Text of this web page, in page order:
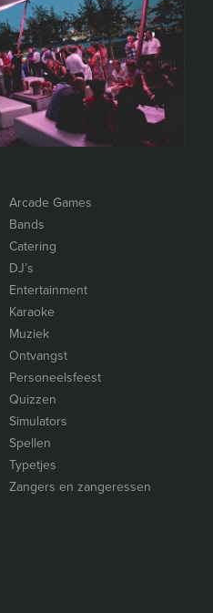
Cases
Referenties
Vacatures
Sitemap
Presentaties
Arcade Games
Bands
Catering
DJ’s
Entertainment
Karaoke
Muziek
Ontvangst
Personeelsfeest
Quizzen
Simulators
Spellen
Typetjes
Zangers en zangeressen